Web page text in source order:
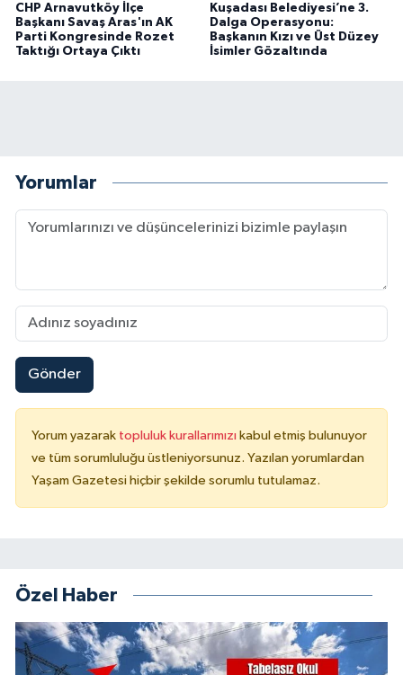
CHP Arnavutköy İlçe
Başkanı Savaş Aras'ın AK
Parti Kongresinde Rozet
Taktığı Ortaya Çıktı
Kuşadası Belediyesi’ne 3.
Dalga Operasyonu:
Başkanın Kızı ve Üst Düzey
İsimler Gözaltında
Yorumlar
Gönder
Yorum yazarak topluluk kurallarımızı kabul etmiş bulunuyor
ve tüm sorumluluğu üstleniyorsunuz. Yazılan yorumlardan
Yaşam Gazetesi hiçbir şekilde sorumlu tutulamaz.
Özel Haber